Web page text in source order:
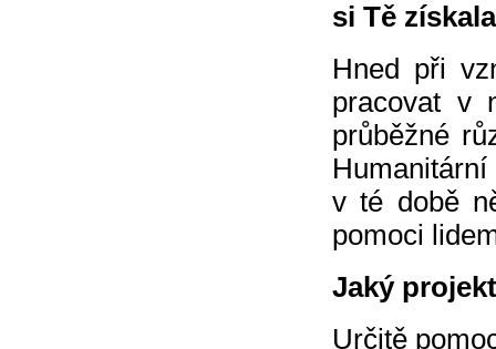
si Tě
Hned při
pracovat v
průběžné
v té době
pomoci
Jaký
Určitě